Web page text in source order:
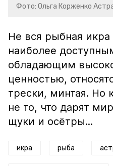
Фото: Ольга Корженко
Не вся рыбная икра
наиболее
обладающим
ценностью,
трески, минтая. Но
не то, что дарят
щуки и осётры...
икра рыба